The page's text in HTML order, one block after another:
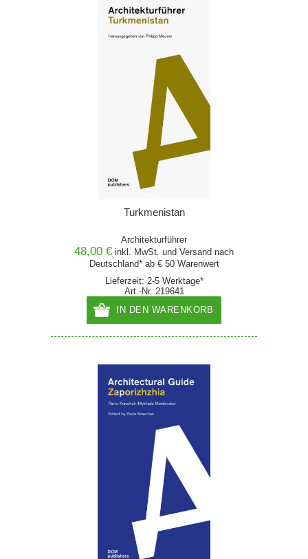
Turkmenistan
Architekturführer
48,00 € inkl. MwSt. und Versand nach
Deutschland* ab € 50 Warenwert
Lieferzeit: 2-5 Werktage*
Art.-Nr. 219641
IN DEN WARENKORB